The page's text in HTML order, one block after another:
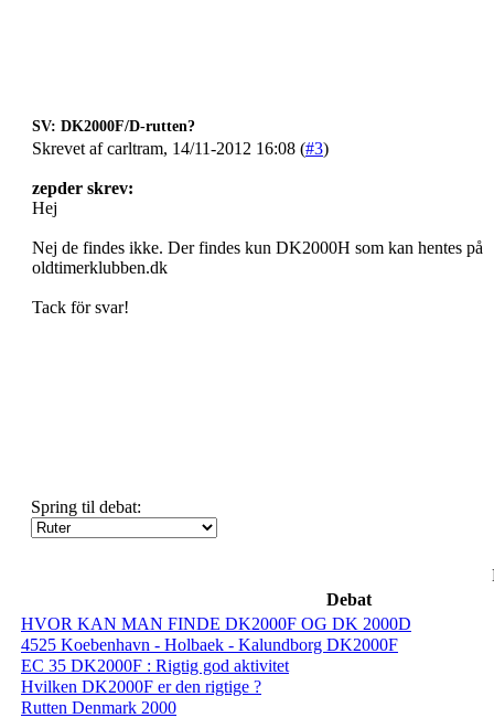
SV: DK2000F/D-rutten?
Skrevet af carltram, 14/11-2012 16:08 (#3)
zepder skrev:
Hej
Nej de findes ikke. Der findes kun DK2000H som kan hentes på
oldtimerklubben.dk
Tack för svar!
Spring til debat:
Debat
HVOR KAN MAN FINDE DK2000F OG DK 2000D
4525 Koebenhavn - Holbaek - Kalundborg DK2000F
EC 35 DK2000F : Rigtig god aktivitet
Hvilken DK2000F er den rigtige ?
Rutten Denmark 2000